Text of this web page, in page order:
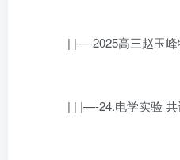
| |—-2025高三赵玉峰
| | |—-24.电学实验 共